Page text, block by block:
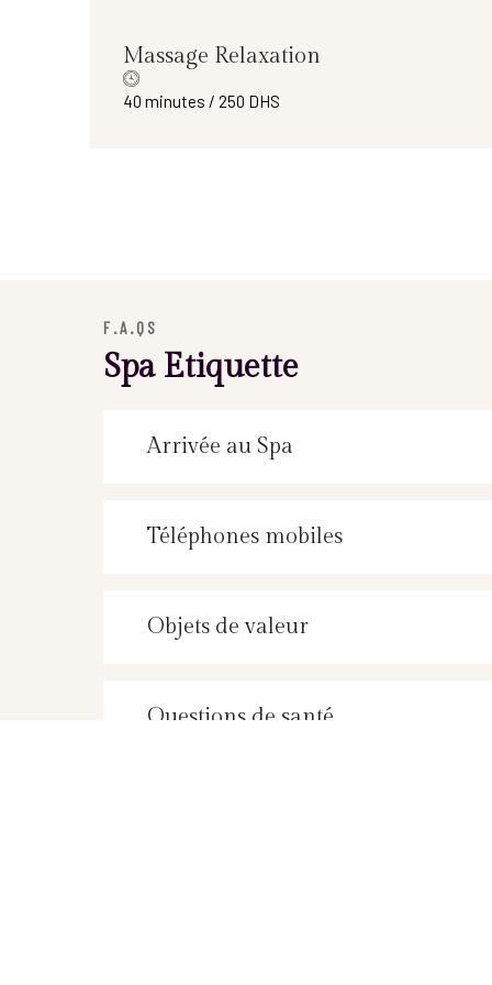
Massage Relaxation
40 minutes / 250 DHS
F.A.QS
Spa Etiquette
Arrivée au Spa
Téléphones mobiles
Objets de valeur
Questions de santé